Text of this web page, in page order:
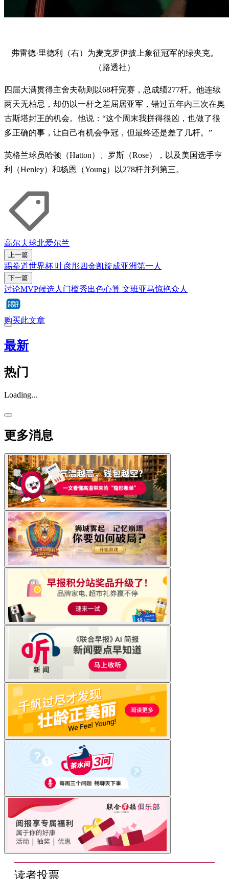
弗雷德·里德利（右）为麦克罗伊披上象征冠军的绿夹克。
（路透社）
四届大满贯得主舍夫勒则以68杆完赛，总成绩277杆。他连续
两天无柏忌，却仍以一杆之差屈居亚军，错过五年内三次在奥
古斯塔封王的机会。他说：“这个周末我拼得很凶，也做了很
多正确的事，让自己有机会争冠，但最终还是差了几杆。”
英格兰球员哈顿（Hatton）、罗斯（Rose），以及美国选手亨
利（Henley）和杨恩（Young）以278杆并列第三。
高尔夫球北爱尔兰
上一篇
踢拳道世界杯 叶彦彤四金凯旋成亚洲第一人
下一篇
讨论MVP候选人门槛秀出色心算 文班亚马惊艳众人
购买此文章
最新
热门
Loading...
更多消息